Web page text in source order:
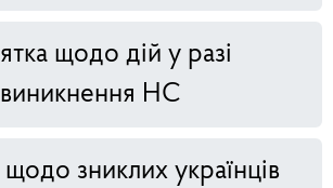
щодо дій у разі
виникнення НС
зниклих українців